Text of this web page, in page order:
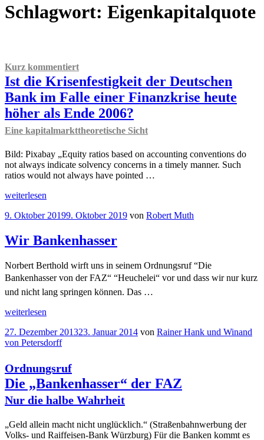
Schlagwort: Eigenkapitalquote
Kurz kommentiert
Ist die Krisenfestigkeit der Deutschen
Bank im Falle einer Finanzkrise heute
höher als Ende 2006?
Eine kapitalmarkttheoretische Sicht
Bild: Pixabay „Equity ratios based on accounting conventions do
not always indicate solvency concerns in a timely manner. Such
ratios would not always have pointed …
„Kurz
Ist
Krisenfestigkeit
der
Bank
im
Falle
Finanzkrise
höher
als
2006?
Eine
kapitalmarkttheoretische
Sicht
weiterlesen
Veröffentlicht
9. Oktober 20199. Oktober 2019 von Robert Muth
Wir Bankenhasser
Norbert Berthold wirft uns in seinem Ordnungsruf “Die
Bankenhasser von der FAZ“ “Heuchelei“ vor und dass wir nur kurz
und nicht lang springen können. Das …
„Wir
weiterlesen
Veröffentlicht
am
27. Dezember 201323. Januar 2014 von Rainer Hank und Winand
von Petersdorff
Ordnungsruf
Die „Bankenhasser“ der FAZ
Nur die halbe Wahrheit
„Geld allein macht nicht unglücklich.“ (Straßenbahnwerbung der
Volks- und Raiffeisen-Bank Würzburg) Für die Banken kommt es